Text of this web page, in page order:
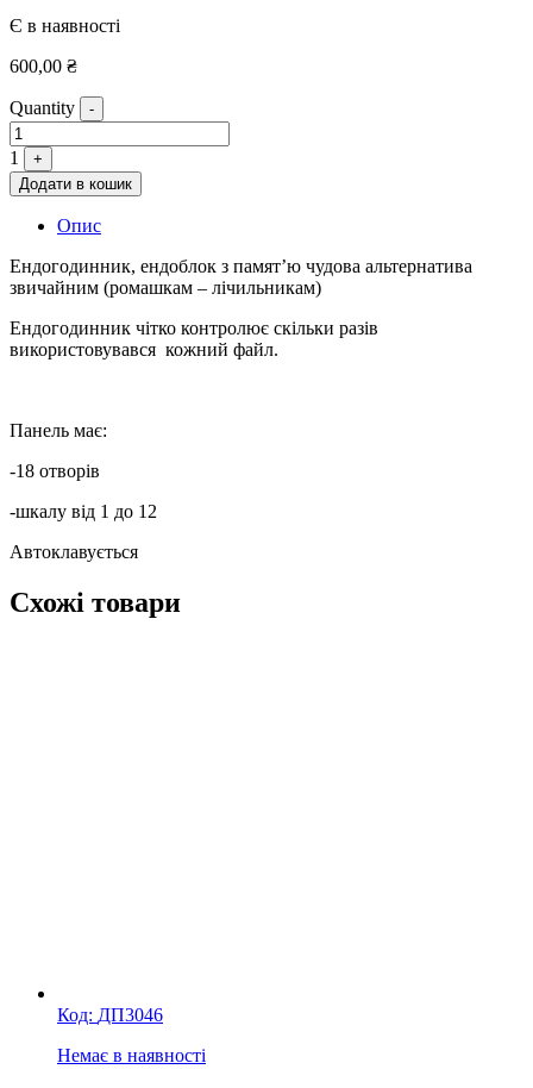
Є в наявності
600,00 ₴
Quantity -
1
+
Додати в кошик
Опис
Ендогодинник, ендоблок з памят’ю чудова альтернатива
звичайним (ромашкам – лічильникам)
Ендогодинник чітко контролює скільки разів
використовувався кожний файл.
Панель має:
-18 отворів
-шкалу від 1 до 12
Автоклавується
Схожі товари
Код: ДП3046
Немає в наявності